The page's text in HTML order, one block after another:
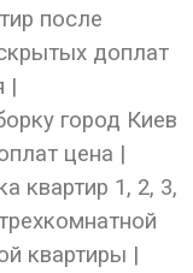
после
доплат
|
город Киев
цена |
квартир 1, 2, 3,
квартиры |